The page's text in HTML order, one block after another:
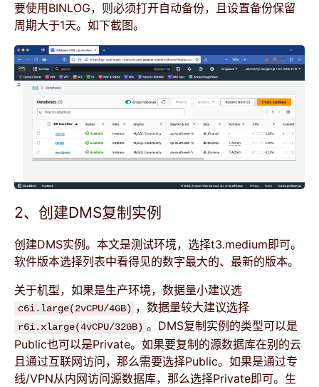
要使用BINLOG，则必须打开自动备份，且设置备份保留
周期大于1天。如下截图。
2、创建DMS复制实例
创建DMS实例。本文是测试环境，选择t3.medium即可。
软件版本选择列表中看得见的数字最大的、最新的版本。
关于机型，如果是生产环境，数据量小建议选
c6i.large(2vCPU/4GB) ，数据量较大建议选择
r6i.xlarge(4vCPU/32GB) 。DMS复制实例的类型可以是
Public也可以是Private。如果要复制的源数据库在别的云
且通过互联网访问，那么需要选择Public。如果是通过专
线/VPN从内网访问源数据库，那么选择Private即可。生